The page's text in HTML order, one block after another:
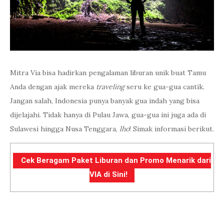
Mitra Via bisa hadirkan pengalaman liburan unik buat Tamu
Anda dengan ajak mereka travelingseru ke gua-gua cantik.
Jangan salah, Indonesia punya banyak gua indah yang bisa
dijelajahi. Tidak hanya di Pulau Jawa, gua-gua ini juga ada di
Sulawesi hingga Nusa Tenggara, lho! Simak informasi berikut.
Cek Beragam Paket Liburan dan Promo Menarik dari
VIA di Sini!